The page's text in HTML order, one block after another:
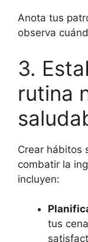
Anota tus
observa
3.
rutina
Crear hábitos
combatir la
incluyen:
tus